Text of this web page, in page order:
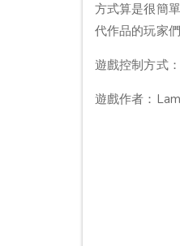
方式算是很簡
代作品的玩家
遊戲控制方式
遊戲作者：